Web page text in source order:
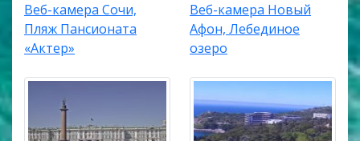
Веб-камера Сочи,
Пляж Пансионата
«Актер»
Веб-камера Новый
Афон, Лебединое
озеро